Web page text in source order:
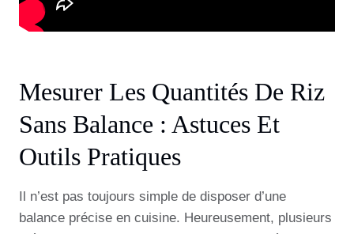
Mesurer Les Quantités De Riz
Sans Balance : Astuces Et
Outils Pratiques
Il n’est pas toujours simple de disposer d’une
balance précise en cuisine. Heureusement, plusieurs